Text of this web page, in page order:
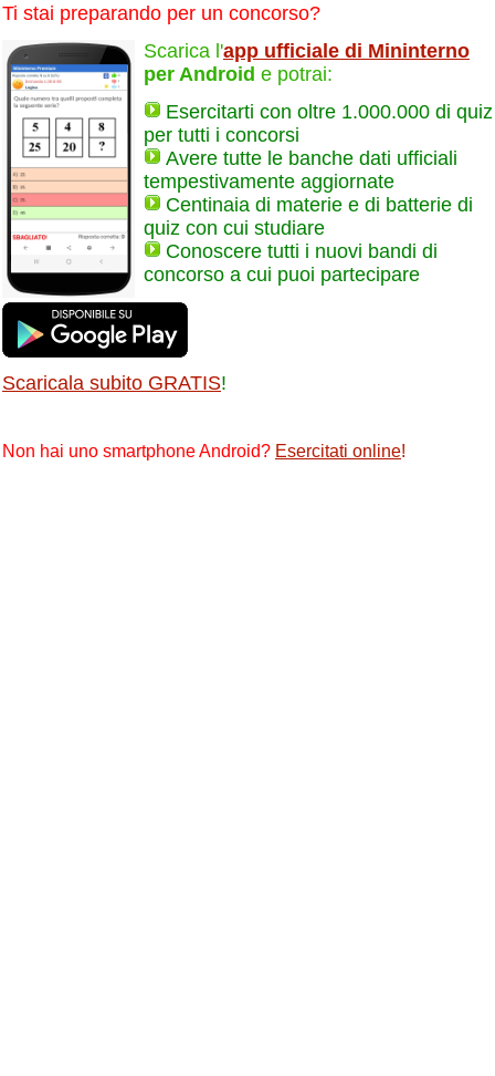
Ti stai preparando per un concorso?
Scarica l'app ufficiale di Mininterno
per Android e potrai:
Esercitarti con oltre 1.000.000 di quiz
per tutti i concorsi
Avere tutte le banche dati ufficiali
tempestivamente aggiornate
Centinaia di materie e di batterie di
quiz con cui studiare
Conoscere tutti i nuovi bandi di
concorso a cui puoi partecipare
Scaricala subito GRATIS!
Non hai uno smartphone Android? Esercitati online!